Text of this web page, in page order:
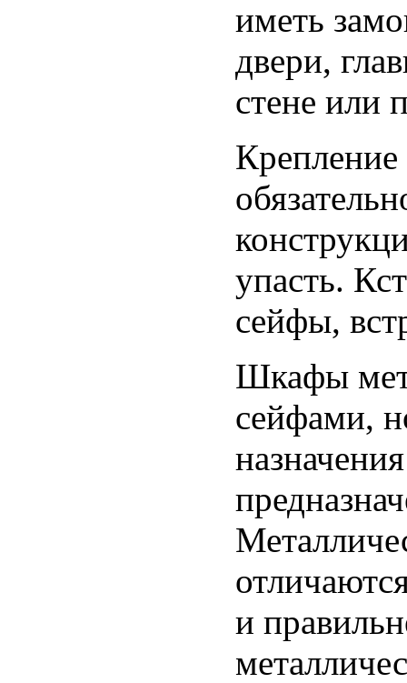
иметь
двери,
стене или
Крепление
упасть.
сейфы,
Шкафы
сейфами,
и